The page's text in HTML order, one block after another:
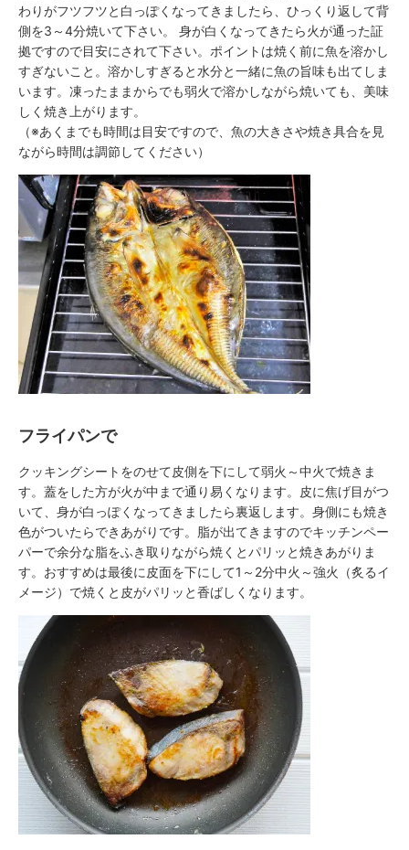
わりがフツフツと白っぽくなってきましたら、ひっくり返して背
側を3～4分焼いて下さい。 身が白くなってきたら火が通った証
拠ですので目安にされて下さい。ポイントは焼く前に魚を溶かし
すぎないこと。溶かしすぎると水分と一緒に魚の旨味も出てしま
います。凍ったままからでも弱火で溶かしながら焼いても、美味
しく焼き上がります。
（※あくまでも時間は目安ですので、魚の大きさや焼き具合を見
ながら時間は調節してください）
フライパンで
クッキングシートをのせて皮側を下にして弱火～中火で焼きま
す。蓋をした方が火が中まで通り易くなります。皮に焦げ目がつ
いて、身が白っぽくなってきましたら裏返します。身側にも焼き
色がついたらできあがりです。脂が出てきますのでキッチンペー
パーで余分な脂をふき取りながら焼くとパリッと焼きあがりま
す。おすすめは最後に皮面を下にして1～2分中火～強火（炙るイ
メージ）で焼くと皮がパリッと香ばしくなります。